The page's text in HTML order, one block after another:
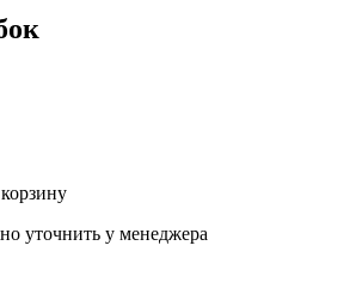
уточнить у менеджера